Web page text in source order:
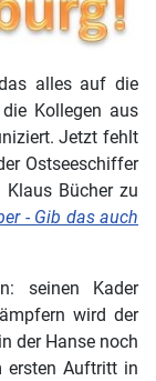
alles auf die
Kollegen aus
Jetzt fehlt
Ostseeschiffer
Bücher zu
- Gib das auch
seinen Kader
wird der
der Hanse noch
ersten Auftritt in